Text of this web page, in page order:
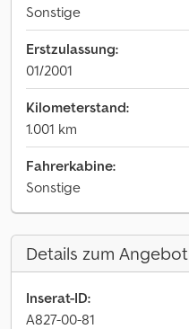
Sonstige
Erstzulassung:
01/2001
Kilometerstand:
1.001 km
Fahrerkabine:
Sonstige
Details zum Angebot
Inserat-ID:
A827-00-81